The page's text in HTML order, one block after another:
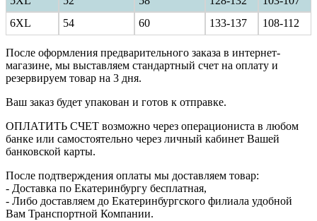
6XL
54 60 133-137 108-112
После оформления предварительного заказа в интернет-
магазине, мы выставляем стандартный счет на оплату и
резервируем товар на 3 дня.
Ваш заказ будет упакован и готов к отправке.
ОПЛАТИТЬ СЧЕТ возможно через операциониста в любом
банке или самостоятельно через личный кабинет Вашей
банковской карты.
После подтверждения оплаты мы доставляем товар:
- Доставка по Екатеринбургу бесплатная,
- Либо доставляем до Екатеринбургского филиала удобной
Вам Транспортной Компании.